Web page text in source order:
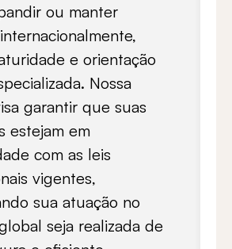
ou manter
e orientação
Nossa
garantir que suas
estejam em
com as leis
vigentes,
sua atuação no
seja realizada de